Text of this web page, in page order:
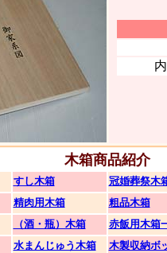
木箱商品紹介
すし木箱
冠婚葬祭木
精肉用木箱
粗品木箱
（酒・瓶）木箱
赤飯用木箱
水まんじゅう木箱 木製収納ボ